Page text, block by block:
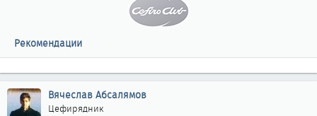
Рекомендации
Вячеслав Абсалямов
Цефирядник